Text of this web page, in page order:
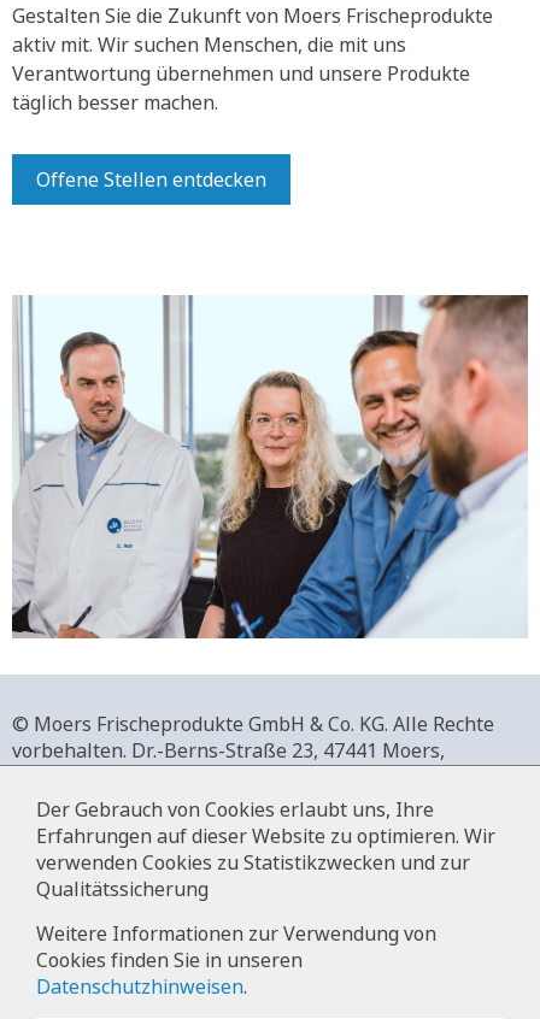
Gestalten Sie die Zukunft von Moers Frischeprodukte
aktiv mit. Wir suchen Menschen, die mit uns
Verantwortung übernehmen und unsere Produkte
täglich besser machen.
Offene Stellen entdecken
© Moers Frischeprodukte GmbH & Co. KG. Alle Rechte
vorbehalten. Dr.-Berns-Straße 23, 47441 Moers,
+49 2841 911-0,www.moers-frischeprodukte.de
Impressum
Datenschutz
Der Gebrauch von Cookies erlaubt uns, Ihre
Erfahrungen auf dieser Website zu optimieren. Wir
verwenden Cookies zu Statistikzwecken und zur
Qualitätssicherung
Weitere Informationen zur Verwendung von
Cookies finden Sie in unseren
Datenschutzhinweisen.